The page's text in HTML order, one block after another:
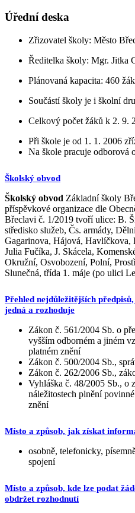
Úřední deska
Zřizovatel školy: Město
Ředitelka školy: Mgr. Jitka
Plánovaná kapacita: 460
Součástí školy je i školní
Celkový počet žáků k 2. 9.
Při škole je od 1. 1. 2006
Na škole pracuje odborová
Školský obvod
Školský obvod Základní školy
příspěvkové organizace dle
Břeclavi č. 1/2019 tvoří ulice: B.
středisko služeb, Čs. armády,
Gagarinova, Hájová,
Julia Fučíka, J. Skácela,
Okružní, Osvobození, Polní,
Slunečná, třída 1. máje (po ulici
Přehled nejdůležitějších
jedná a rozhoduje
Zákon č. 561/2004 Sb. o
vyšším odborném a jiném
platném znění
Zákon č. 500/2004 Sb.,
Zákon č. 262/2006 Sb.,
Vyhláška č. 48/2005 Sb., o
náležitostech plnění
znění
Místo a způsob, jak získat
osobně, telefonicky,
spojení
Místo a způsob, kde lze podat
obdržet rozhodnutí